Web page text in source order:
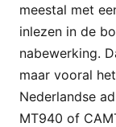
meestal met
inlezen in de
nabewerking.
maar vooral
Nederlandse
MT940 of